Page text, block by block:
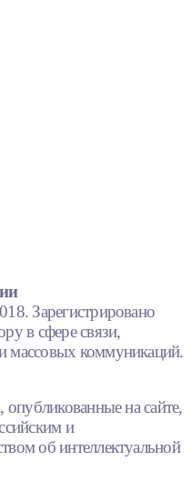
Зарегистрировано
в сфере связи,
массовых коммуникаций.
на сайте,
и
об интеллектуальной